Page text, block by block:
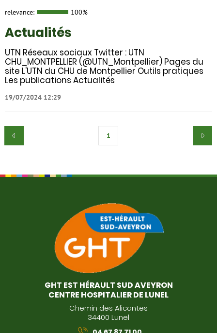
relevance: 100%
Actualités
UTN Réseaux sociaux Twitter : UTN
CHU_MONTPELLIER (@UTN_Montpellier) Pages du
site L'UTN du CHU de Montpellier Outils pratiques
Les publications Actualités
19/07/2024 12:29
1
GHT EST HÉRAULT SUD AVEYRON
CENTRE HOSPITALIER DE LUNEL
Chemin des Alicantes
34400 Lunel